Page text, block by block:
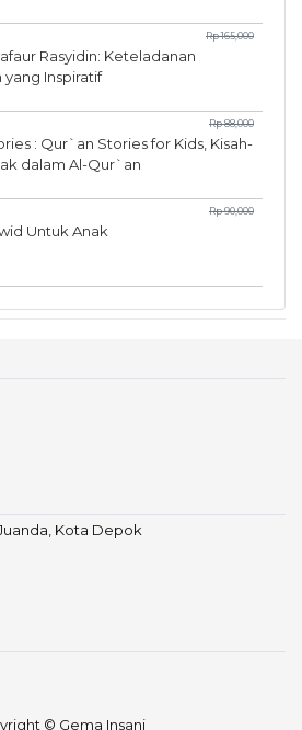
Rp 165,000
Rasyidin: Keteladanan
Inspiratif
Rp 88,000
: Qur`an Stories for Kids, Kisah-
dalam Al-Qur`an
Rp 90,000
Untuk Anak
Kota Depok
© Gema Insani